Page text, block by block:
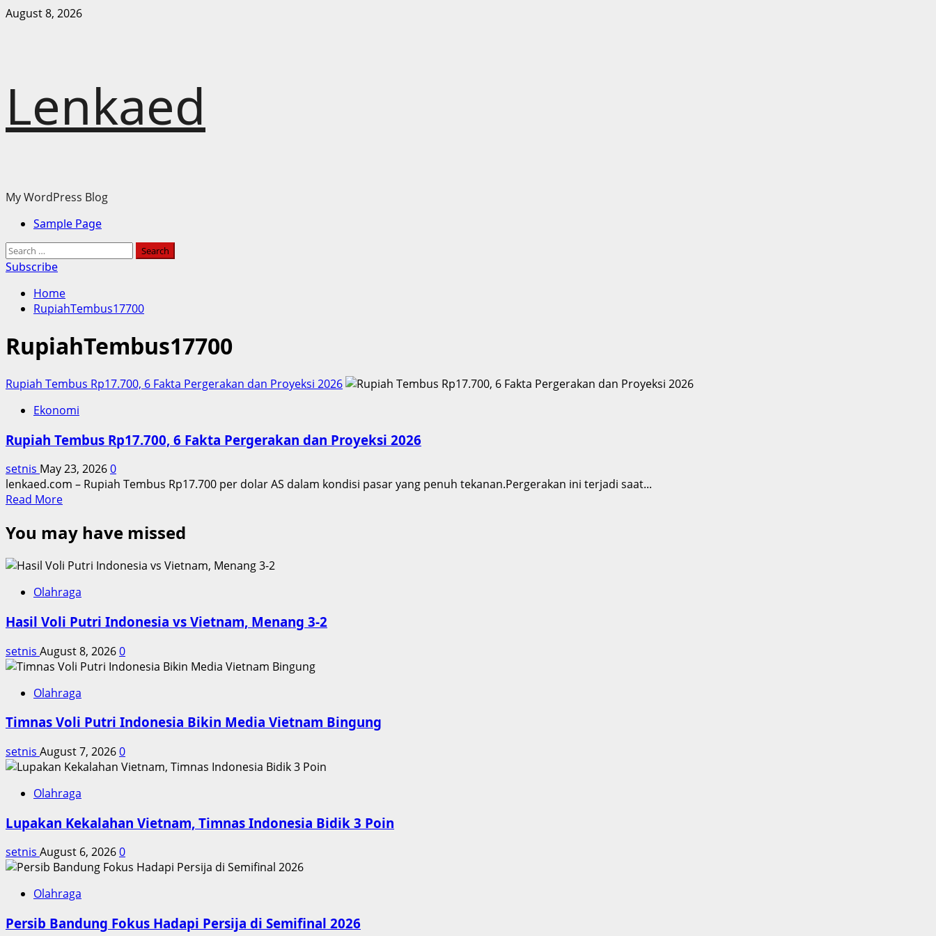
Skip
August 8, 2026
Lenkaed
My WordPress Blog
PrimarySample Page
Search
for:
Subscribe
Home
RupiahTembus17700
RupiahTembus17700
Rupiah Tembus Rp17.700, 6 Fakta Pergerakan dan Proyeksi 2026
Ekonomi
Rupiah Tembus Rp17.700, 6 Fakta Pergerakan dan Proyeksi 2026
setnis May 23, 20260
lenkaed.com – Rupiah Tembus Rp17.700 per dolar AS dalam kondisi pasar yang penuh tekanan.Pergerakan ini terjadi saat...
Read MoreRead
about
Rupiah
Tembus
6
Pergerakan
Proyeksi
2026
You may have missed
Olahraga
Hasil Voli Putri Indonesia vs Vietnam, Menang 3-2
setnis August 8, 20260
Olahraga
Timnas Voli Putri Indonesia Bikin Media Vietnam Bingung
setnis August 7, 20260
Olahraga
Lupakan Kekalahan Vietnam, Timnas Indonesia Bidik 3 Poin
setnis August 6, 20260
Olahraga
Persib Bandung Fokus Hadapi Persija di Semifinal 2026